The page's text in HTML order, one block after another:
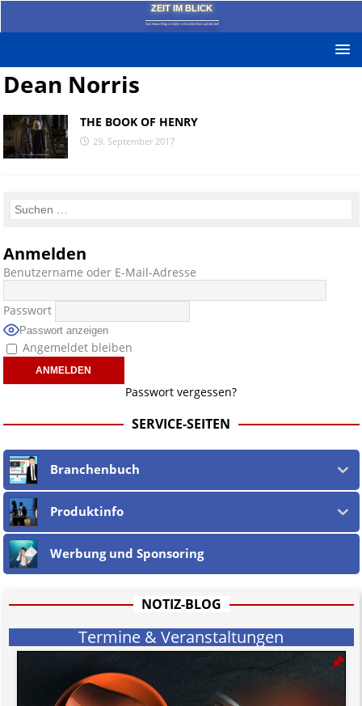
ZEIT IM BLICK
Das News-Blog mit dem kritischen Blick auf die Zeit!
Dean Norris
THE BOOK OF HENRY
29. September 2017
Anmelden
Benutzername oder E-Mail-Adresse
Passwort
Passwort anzeigen
Angemeldet bleiben
Passwort vergessen?
SERVICE-SEITEN
Branchenbuch
Produktinfo
Werbung und Sponsoring
NOTIZ-BLOG
Termine & Veranstaltungen